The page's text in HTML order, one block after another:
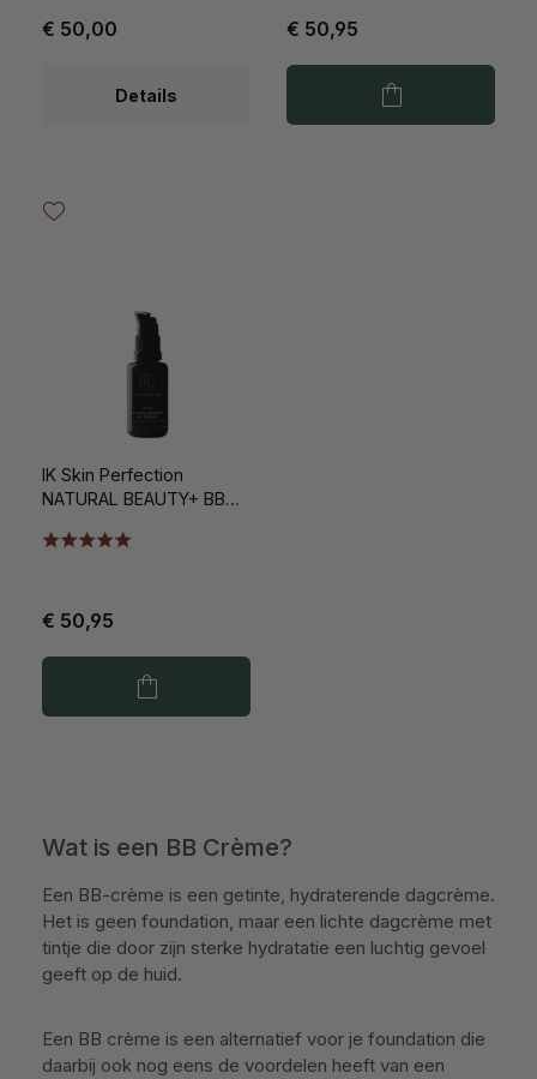
€ 50,00
Details
€ 50,95
IK Skin Perfection
NATURAL BEAUTY+ BB
Hazel 30ml
€ 50,95
Wat is een BB Crème?
Een BB-crème is een getinte, hydraterende dagcrème.
Het is geen foundation, maar een lichte dagcrème met
tintje die door zijn sterke hydratatie een luchtig gevoel
geeft op de huid.
Een BB crème is een alternatief voor je foundation die
daarbij ook nog eens de voordelen heeft van een